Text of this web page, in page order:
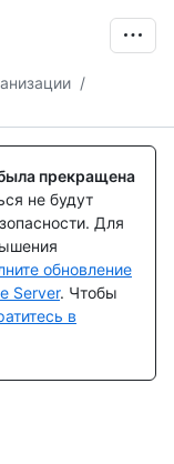
/
прекращена
не будут
Для
обновление
Server. Чтобы
в